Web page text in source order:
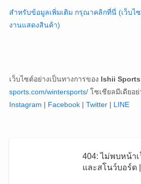
สำหรับข้อมูลเพิ่มเติม กรุณาคลิกที่นี่ (เว็บไ
งานแสดงสินค้า)
เว็บไซต์อย่างเป็นทางการของ Ishii Sports
sports.com/wintersports/โซเชียลมีเดียอย่
Instagram | Facebook| Twitter| LINE
404: ไม่พบหน้า
และสโนว์บอร์ด |